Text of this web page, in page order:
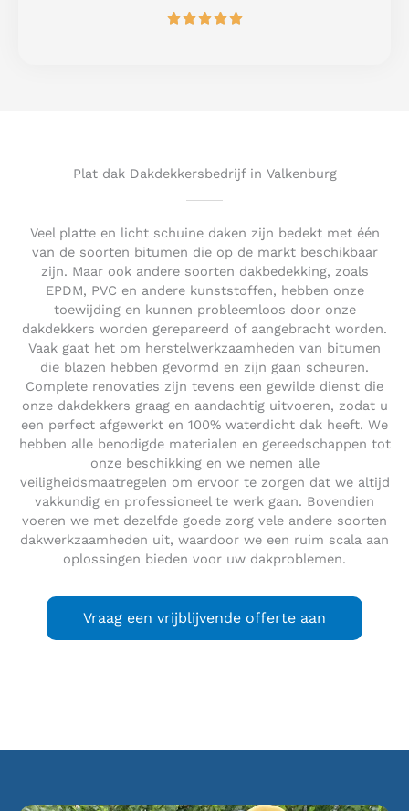
f
R
t
Plat dak Dakdekkersbedrijf in Valkenburg
Veel platte en licht schuine daken zijn bedekt met één
van de soorten bitumen die op de markt beschikbaar
zijn. Maar ook andere soorten dakbedekking, zoals
EPDM, PVC en andere kunststoffen, hebben onze
toewijding en kunnen probleemloos door onze
dakdekkers worden gerepareerd of aangebracht worden.
Vaak gaat het om herstelwerkzaamheden van bitumen
die blazen hebben gevormd en zijn gaan scheuren.
Complete renovaties zijn tevens een gewilde dienst die
onze dakdekkers graag en aandachtig uitvoeren, zodat u
een perfect afgewerkt en 100% waterdicht dak heeft. We
hebben alle benodigde materialen en gereedschappen tot
onze beschikking en we nemen alle
veiligheidsmaatregelen om ervoor te zorgen dat we altijd
vakkundig en professioneel te werk gaan. Bovendien
voeren we met dezelfde goede zorg vele andere soorten
dakwerkzaamheden uit, waardoor we een ruim scala aan
oplossingen bieden voor uw dakproblemen.
Vraag een vrijblijvende offerte aan